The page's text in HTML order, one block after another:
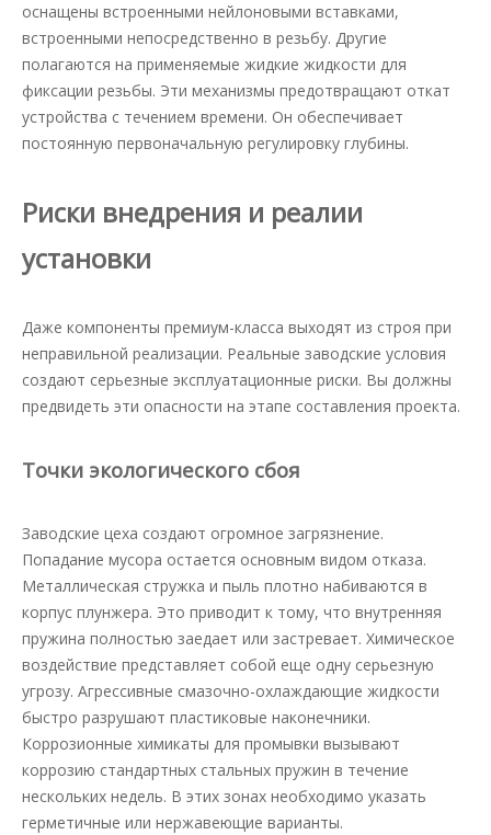
оснащены встроенными нейлоновыми вставками,
встроенными непосредственно в резьбу. Другие
полагаются на применяемые жидкие жидкости для
фиксации резьбы. Эти механизмы предотвращают откат
устройства с течением времени. Он обеспечивает
постоянную первоначальную регулировку глубины.
Риски внедрения и реалии
установки
Даже компоненты премиум-класса выходят из строя при
неправильной реализации. Реальные заводские условия
создают серьезные эксплуатационные риски. Вы должны
предвидеть эти опасности на этапе составления проекта.
Точки экологического сбоя
Заводские цеха создают огромное загрязнение.
Попадание мусора остается основным видом отказа.
Металлическая стружка и пыль плотно набиваются в
корпус плунжера. Это приводит к тому, что внутренняя
пружина полностью заедает или застревает. Химическое
воздействие представляет собой еще одну серьезную
угрозу. Агрессивные смазочно-охлаждающие жидкости
быстро разрушают пластиковые наконечники.
Коррозионные химикаты для промывки вызывают
коррозию стандартных стальных пружин в течение
нескольких недель. В этих зонах необходимо указать
герметичные или нержавеющие варианты.